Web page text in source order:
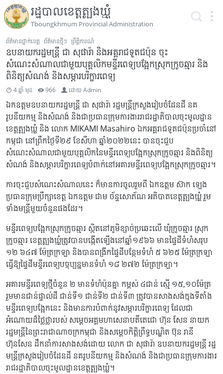
រដ្ឋបាលខេត្តត្បូងឃ្មុំ
Tboungkhmum Provincial Administration
ព័ត៌មានថ្នាក់ខេត្ត ព័ត៌មានថ្មីៗ ព្រឹត្តិការណ៍
ឧបនាយករដ្ឋមន្ត្រី ជា សុផារ៉ា និងអគ្គរាជទូតជប៉ុន ចុះ
សំណេះសំណាលជាមួយបុគ្គលិកមន្ទីរពេទ្យបង្អែកស្រុកក្រូចឆ្មារ និង
ពិនិត្យសំណង់ និងសម្ភារបរិក្ខារពេទ្យ
4 ឆ្នាំ មុន 966 ដោយAdmin
ឯកឧត្តមឧបនាយករដ្ឋមន្ត្រី ជា សុផារ៉ា រដ្ឋមន្ត្រីក្រសួងរៀបចំដែនដី នគ
រូបនីយកម្ម និងសំណង់ និងជាប្រធានក្រុមការងាររាជរដ្ឋាភិបាលចុះមូលដ្ឋាន
ខេត្តត្បូងឃ្មុំ និង លោក MIKAMI Masahiro ឯកអគ្គរាជទូតជប៉ុនប្រចាំនៅ
កម្ពុជា នៅព្រឹកថ្ងៃទី២៩ ខែសីហា ឆ្នាំ២០២២នេះ បានចុះជួប
សំណេះសំណាលជាមួយបុគ្គលិកនៃមន្ទីរពេទ្យបង្អែកស្រុកក្រូចឆ្មារ និងពិនិត្យ
សំណង់ និងសម្ភារបរិក្ខារពេទ្យបំពាក់នៅអគារមន្ទីរពេទ្យបង្អែកស្រុកក្រូចឆ្មារ។
ការចុះជួបសំណេះសំណាលនេះ ក៏មានការចូលរួមពី ឯកឧត្តម ស៊ាក ឡេង
ប្រធានក្រុមប្រឹក្សាខេត្ត ឯកឧត្តម ជាម ច័ន្ទសោភ័ណ អភិបាតខេត្តត្បូងឃ្មុំ រួម
ទាំងមន្ត្រីមួយចំនួនផងដែរ។
មន្ទីរពេទ្យបង្អែកស្រុកក្រូចឆ្មារ ស្ថិតនៅភូមិខ្សាច់ប្រឆេះលើ ឃុំក្រូចឆ្មារ ស្រុក
ក្រូចឆ្មារ ខេត្តត្បូងឃ្មុំត្រូវបានបង្កើតឡើងនៅឆ្នាំ១៩៦៦ មានផ្ទៃដីទំហំសរុប
១២ ៦៤៧ ម៉ែត្រក្រឡា និងបានពង្រីកផ្ទៃដីបន្ថែមទំហំ ៥ ៦២៥ ម៉ែត្រក្រឡា
ធ្វើឱ្យផ្ទៃដីមន្ទីរពេទ្យបច្ចុប្បន្នមានទំហំ ១៨ ២៧២ ម៉ែត្រក្រឡា។
អគារមន្ទីរពេទ្យថ្មីចំនួន ២ មានទំហំប៉ុនគ្នា កម្ពស់ ៤ជាន់ ស្មើ ១៥,១០ម៉ែត្រ
រួមមានជាន់ផ្ទាល់ដី ជាន់ទី១ ជាន់ទី២ ជាន់ទី៣ ត្រូវបានសាងសង់ក្នុងទីតាំង
មន្ទីរពេទ្យបង្អែកនេះ និងមានការបំពាក់នូវសម្ភារបរិក្ខារពេទ្យ ដែលជា
អំណោយដ៏ថ្លៃថ្លារបស់ សម្តេចអគ្គមហាសេនាបតីតេជោ ហ៊ុន សែន នាយក
រដ្ឋមន្រ្តីនៃព្រះរាជាណាចក្រកម្ពុជា និងសម្តេចកិត្តិព្រឹទ្ធបណ្ឌិត ប៊ុន រានី
ហ៊ុនសែន ដឹកនាំការសាងសង់ដោយ លោក ជា សុផារ៉ា ឧបនាយករដ្ឋមន្ត្រី រដ្ឋ
មន្ត្រីក្រសួងរៀបចំដែនដី នគរូបនីយកម្ម និងសំណង់ និងជាប្រធានក្រុមការងារ
រាជរដ្ឋាភិបាលចុះមូលដ្ឋានខេត្តត្បូងឃ្មុំ។